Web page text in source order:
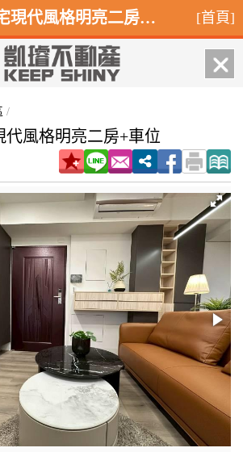
/
代風格明亮二房+車位
後勁雙捷運宅現代風格明亮二房+車位,楠梓區金富街 [首頁]